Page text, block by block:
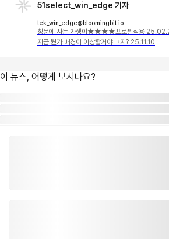
51select_win_edge 기자
tek_win_edge@bloomingbit.io
창문에 사는 가생이★★★★프로필적용
지금 뭔가 배경이 이상할거야 그지? 25.11.10
이 뉴스, 어떻게 보시나요?